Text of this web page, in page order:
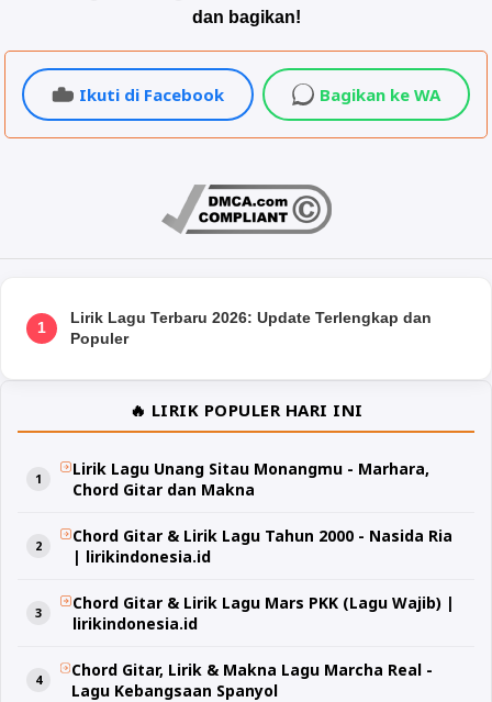
dan bagikan!
Ikuti di Facebook Bagikan ke WA
1
Lirik Lagu Terbaru 2026: Update Terlengkap dan
Populer
🔥 LIRIK POPULER HARI INI
Lirik Lagu Unang Sitau Monangmu - Marhara,
Chord Gitar dan Makna
Chord Gitar & Lirik Lagu Tahun 2000 - Nasida Ria
| lirikindonesia.id
Chord Gitar & Lirik Lagu Mars PKK (Lagu Wajib) |
lirikindonesia.id
Chord Gitar, Lirik & Makna Lagu Marcha Real -
Lagu Kebangsaan Spanyol